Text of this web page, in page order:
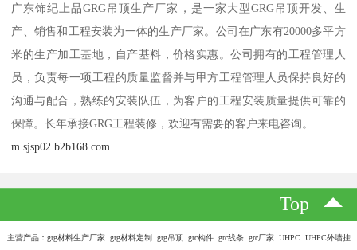
广东饰纪上品GRG吊顶生产厂家，是一家大型GRG吊顶开发、生
产、销售和工程安装为一体的生产厂家。公司在广东有20000多平方
米的生产加工基地，自产基料，价格实惠。公司拥有的工程管理人
员，负责每一项工程的质量监督并与甲方工程管理人员保持良好的
沟通与配合，熟练的安装队伍，为客户的工程安装质量提供可靠的
保障。长年承接GRG工程装修，欢迎有需要的客户来电咨询。
m.sjsp02.b2b168.com
Top
主营产品：grg材料生产厂家 grg材料定制 grg吊顶 grc构件 grc线条 grc厂家 UHPC UHPC外墙挂